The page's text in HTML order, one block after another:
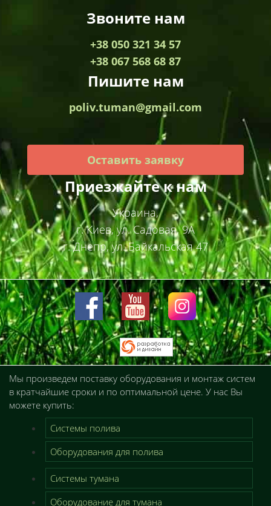
Звоните нам
+38 050 321 34 57
+38 067 568 68 87
Пишите нам
poliv.tuman@gmail.com
Оставить заявку
Приезжайте к нам
Украина,
г. Киев, ул. Садовая, 9А
г. Днепр, ул. Байкальская 47
Мы произведем поставку оборудования и монтаж систем
в кратчайшие сроки и по оптимальной цене. У нас Вы
можете купить:
Системы полива
Оборудования для полива
Системы тумана
Оборудование для тумана